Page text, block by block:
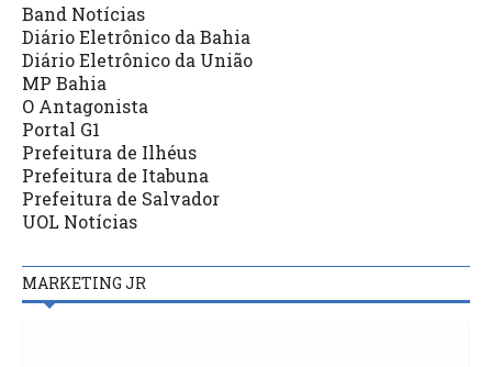
Band Notícias
Diário Eletrônico da Bahia
Diário Eletrônico da União
MP Bahia
O Antagonista
Portal G1
Prefeitura de Ilhéus
Prefeitura de Itabuna
Prefeitura de Salvador
UOL Notícias
MARKETING JR